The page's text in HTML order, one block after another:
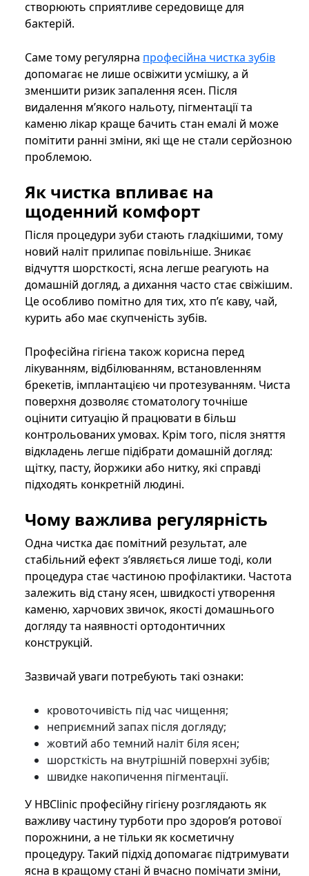
створюють сприятливе середовище для
бактерій.
Саме тому регулярна професійна чистка зубів
допомагає не лише освіжити усмішку, а й
зменшити ризик запалення ясен. Після
видалення м’якого нальоту, пігментації та
каменю лікар краще бачить стан емалі й може
помітити ранні зміни, які ще не стали серйозною
проблемою.
Як чистка впливає на
щоденний комфорт
Після процедури зуби стають гладкішими, тому
новий наліт прилипає повільніше. Зникає
відчуття шорсткості, ясна легше реагують на
домашній догляд, а дихання часто стає свіжішим.
Це особливо помітно для тих, хто п’є каву, чай,
курить або має скупченість зубів.
Професійна гігієна також корисна перед
лікуванням, відбілюванням, встановленням
брекетів, імплантацією чи протезуванням. Чиста
поверхня дозволяє стоматологу точніше
оцінити ситуацію й працювати в більш
контрольованих умовах. Крім того, після зняття
відкладень легше підібрати домашній догляд:
щітку, пасту, йоржики або нитку, які справді
підходять конкретній людині.
Чому важлива регулярність
Одна чистка дає помітний результат, але
стабільний ефект з’являється лише тоді, коли
процедура стає частиною профілактики. Частота
залежить від стану ясен, швидкості утворення
каменю, харчових звичок, якості домашнього
догляду та наявності ортодонтичних
конструкцій.
Зазвичай уваги потребують такі ознаки:
кровоточивість під час чищення;
неприємний запах після догляду;
жовтий або темний наліт біля ясен;
шорсткість на внутрішній поверхні зубів;
швидке накопичення пігментації.
У HBClinic професійну гігієну розглядають як
важливу частину турботи про здоров’я ротової
порожнини, а не тільки як косметичну
процедуру. Такий підхід допомагає підтримувати
ясна в кращому стані й вчасно помічати зміни,